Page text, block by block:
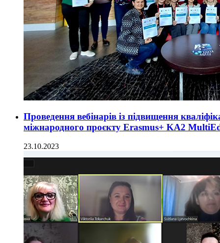
Проведення вебінарів із підвищення
міжнародного проєкту Erasmus+ KA2
23.10.2023